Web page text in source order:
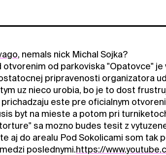
, nemals nick Michal Sojka?
otvorenim od parkoviska "Opatovce"
pripravenosti organizatora
uz nieco urobia, bo je to dost
este pre oficialnym
byt na mieste a potom pri
sa mozno budes tesit z
aj do arealu Pod Sokolicami som tak
poslednymi.https://